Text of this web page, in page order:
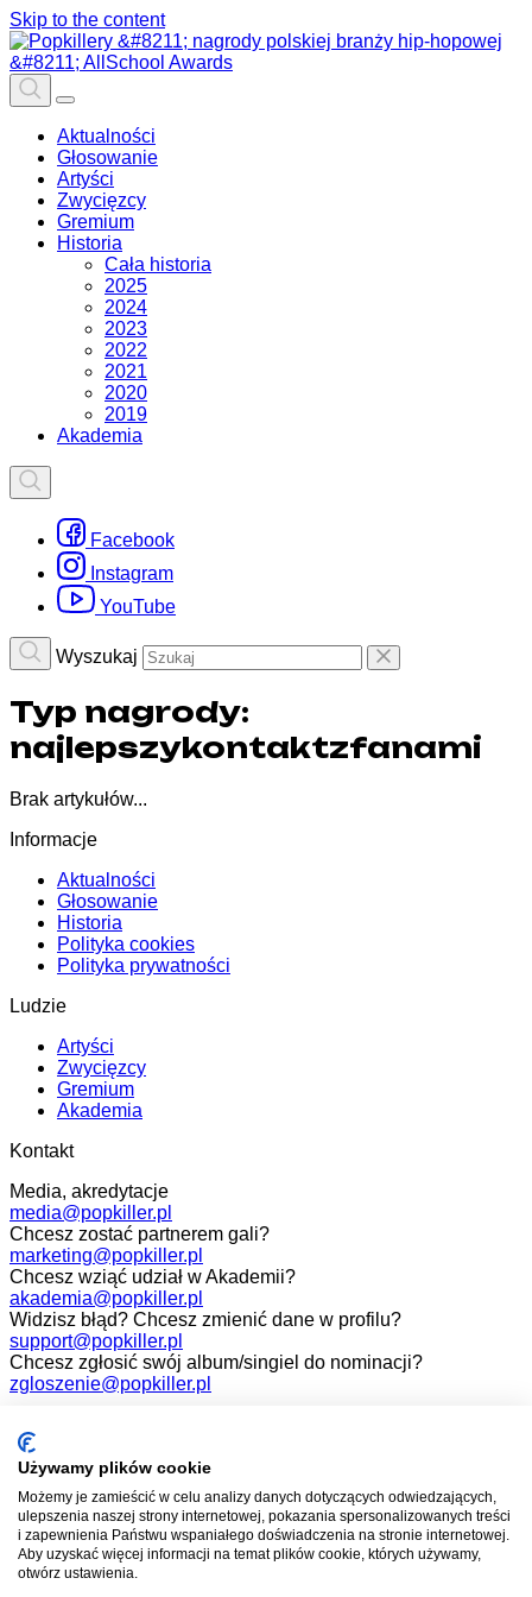
Skip to the content
Aktualności
Głosowanie
Artyści
Zwycięzcy
Gremium
Historia
Cała historia
2025
2024
2023
2022
2021
2020
2019
Akademia
Facebook
Instagram
YouTube
Wyszukaj
Typ nagrody:
najlepszykontaktzfanami
Brak artykułów...
Informacje
Aktualności
Głosowanie
Historia
Polityka cookies
Polityka prywatności
Ludzie
Artyści
Zwycięzcy
Gremium
Akademia
Kontakt
Media, akredytacje
media@popkiller.pl
Chcesz zostać partnerem gali?
marketing@popkiller.pl
Chcesz wziąć udział w Akademii?
akademia@popkiller.pl
Widzisz błąd? Chcesz zmienić dane w profilu?
support@popkiller.pl
Chcesz zgłosić swój album/singiel do nominacji?
zgloszenie@popkiller.pl
Instagram
YouTube
Używamy plików cookie
Możemy je zamieścić w celu analizy danych dotyczących odwiedzających,
ulepszenia naszej strony internetowej, pokazania spersonalizowanych treści
i zapewnienia Państwu wspaniałego doświadczenia na stronie internetowej.
Aby uzyskać więcej informacji na temat plików cookie, których używamy,
otwórz ustawienia.